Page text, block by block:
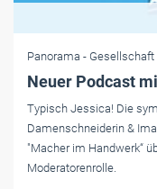
Panorama - Gesellschaft
Neuer Podcast
Typisch Jessica! Die
Damenschneiderin &
"Macher im Handwerk“
Moderatorenrolle.